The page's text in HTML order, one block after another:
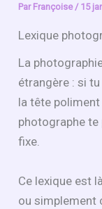
Par Françoise / 15
Lexique
La
étrangère : si
la tête
photographe te
fixe.
Ce lexique est
ou simplement